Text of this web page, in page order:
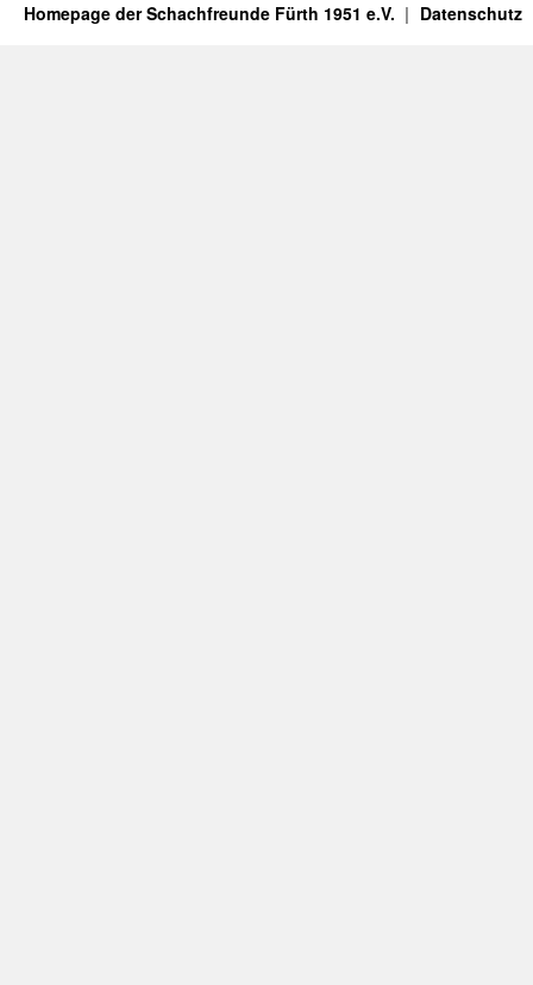
Homepage der Schachfreunde Fürth 1951 e.V. Datenschutz